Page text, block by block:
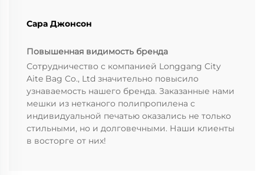
Сара Джонсон
Повышенная видимость бренда
Сотрудничество с компанией Longgang City
Aite Bag Co., Ltd значительно повысило
узнаваемость нашего бренда. Заказанные нами
мешки из нетканого полипропилена с
индивидуальной печатью оказались не только
стильными, но и долговечными. Наши клиенты
в восторге от них!